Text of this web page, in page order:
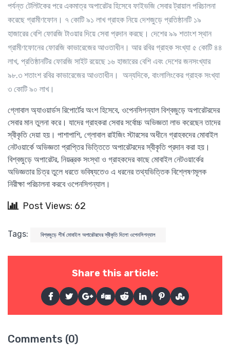
পর্যন্ত টেলিটকের পরে একমাত্র অপারেটর হিসেবে ফাইভজি সেবার ট্রায়াল পরিচালনা
করেছে গ্রামীণফোন। ৭ কোটি ৯১ লাখ গ্রাহক নিয়ে দেশজুড়ে প্রতিষ্ঠানটি ১৯
হাজারের বেশি ফোরজি টাওয়ার দিয়ে সেবা প্রদান করছে। দেশের ৯৯ শতাংশ স্থান
গ্রামীণফোনের ফোরজি কাভারেজের আওতাধীন। আর রবির গ্রাহক সংখ্যা ৫ কোটি ৪৪
লাখ, প্রতিষ্ঠানটির ফোরজি সাইট রয়েছে ১৬ হাজারের বেশি এবং দেশের জনসংখ্যার
৯৮.৩ শতাংশ রবির কাভারেজের আওতাধীন। অন্যদিকে, বাংলালিংকের গ্রাহক সংখ্যা
৩ কোটি ৯০ লাখ।
গ্লোবাল অ্যাওয়ার্ডস রিপোর্টের অংশ হিসেবে, ওপেনসিগন্যাল বিশ্বজুড়ে অপারেটরদের
সেবার মান তুলনা করে। যাদের গ্রাহকরা সেবার সর্বোচ্চ অভিজ্ঞতা লাভ করেছেন তাদের
স্বীকৃতি দেয়া হয়। পাশাপাশি, গ্লোবাল রাইজিং স্টারসের অধীনে গ্রাহকদের মোবাইল
নেটওয়ার্কে অভিজ্ঞতা প্রাপ্তির ভিত্তিতে অপারেটরদের স্বীকৃতি প্রদান করা হয়।
বিশ্বজুড়ে অপারেটর, নিয়ন্ত্রক সংস্থা ও গ্রাহকদের কাছে মোবাইল নেটওয়ার্কের
অভিজ্ঞতার চিত্র তুলে ধরতে ভবিষ্যতেও এ ধরনের তথ্যভিত্তিক বিশ্লেষণমূলক
নিরীক্ষা পরিচালনা করবে ওপেনসিগন্যাল।
Post Views: 62
Tags: বিশ্বজুড়ে শীর্ষ মোবাইল অপারেটরদের স্বীকৃতি দিলো ওপেনসিগন্যাল
Share this article:
Comments (0)